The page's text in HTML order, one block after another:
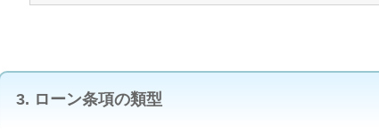
3. ローン条項の類型